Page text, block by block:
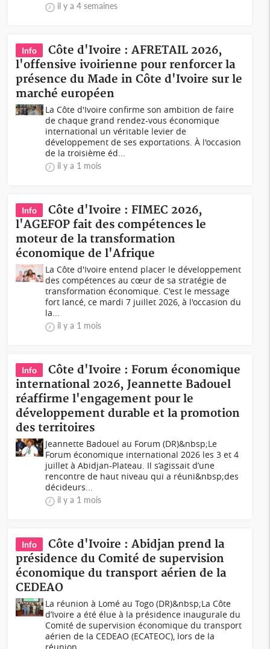
il y a 4 semaines
Info
Côte d'Ivoire : AFRETAIL 2026,
l'offensive ivoirienne pour renforcer la
présence du Made in Côte d'Ivoire sur le
marché européen
La Côte d'Ivoire confirme son ambition de faire
de chaque grand rendez-vous économique
international un véritable levier de
développement de ses exportations. À l'occasion
de la troisième éd...
il y a 1 mois
Info
Côte d'Ivoire : FIMEC 2026,
l'AGEFOP fait des compétences le
moteur de la transformation
économique de l'Afrique
La Côte d'Ivoire entend placer le développement
des compétences au cœur de sa stratégie de
transformation économique. C'est le message
fort lancé, ce mardi 7 juillet 2026, à l'occasion du
la...
il y a 1 mois
Info
Côte d'Ivoire : Forum économique
international 2026, Jeannette Badouel
réaffirme l'engagement pour le
développement durable et la promotion
des territoires
Jeannette Badouel au Forum (DR)&nbsp;Le
Forum économique international 2026 les 3 et 4
juillet à Abidjan-Plateau. Il s’agissait d’une
rencontre de haut niveau qui a réuni&nbsp;des
décideurs...
il y a 1 mois
Info
Côte d'Ivoire : Abidjan prend la
présidence du Comité de supervision
économique du transport aérien de la
CEDEAO
La réunion à Lomé au Togo (DR)&nbsp;La Côte
d’Ivoire a été élue à la présidence inaugurale du
Comité de supervision économique du transport
aérien de la CEDEAO (ECATEOC), lors de la